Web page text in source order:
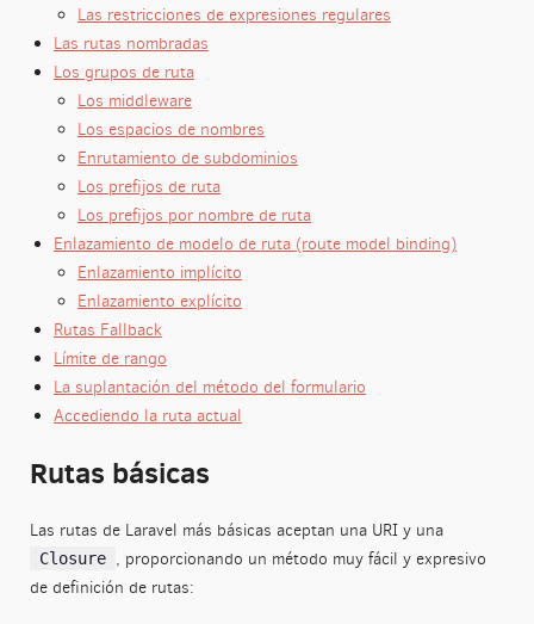
Las restricciones de expresiones regulares
Las rutas nombradas
Los grupos de ruta
Los middleware
Los espacios de nombres
Enrutamiento de subdominios
Los prefijos de ruta
Los prefijos por nombre de ruta
Enlazamiento de modelo de ruta (route model binding)
Enlazamiento implícito
Enlazamiento explícito
Rutas Fallback
Límite de rango
La suplantación del método del formulario
Accediendo la ruta actual
Rutas básicas
Las rutas de Laravel más básicas aceptan una URI y una
Closure , proporcionando un método muy fácil y expresivo
de definición de rutas: